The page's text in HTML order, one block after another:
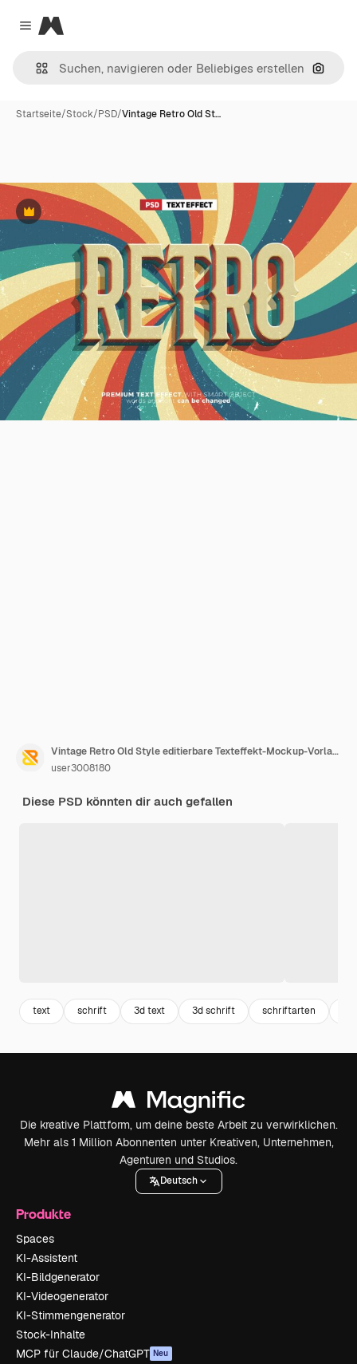
Close menu
Magnific
Nach
Startseite/Stock/PSD/Vintage Retro Old St…
Premium
Vintage Retro Old Style editierbare Texteffekt-Mockup-Vorlage
user3008180
Diese PSD könnten dir auch gefallen
text schrift 3d text 3d schrift schriftarten
Die kreative Plattform, um deine beste Arbeit zu verwirklichen.
Mehr als 1 Million Abonnenten unter Kreativen, Unternehmen,
Agenturen und Studios.
Deutsch
Produkte
Spaces
KI-Assistent
KI-Bildgenerator
KI-Videogenerator
KI-Stimmengenerator
Stock-Inhalte
MCP für Claude/ChatGPT Neu